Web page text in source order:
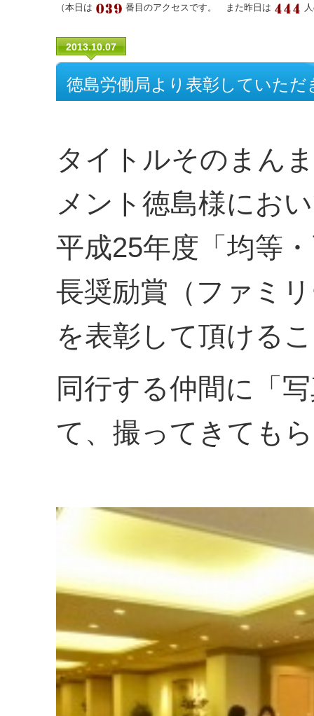
（本日は 番目のアクセスです。 また昨日は
2013.10.07
徳島労働局より表彰していただ
タイトルそのまん
メント徳島様に
平成25年度「均等
長奨励賞（ファミ
を表彰して頂ける
同行する仲間に「
て、撮ってきても